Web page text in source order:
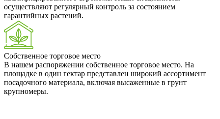
осуществляют регулярный контроль за состоянием
гарантийных растений.
Собственное торговое место
В нашем распоряжении собственное торговое место. На
площадке в один гектар представлен широкий ассортимент
посадочного материала, включая высаженные в грунт
крупномеры.